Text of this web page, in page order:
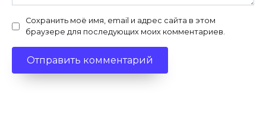
Сохранить моё имя, email и адрес сайта в этом
браузере для последующих моих комментариев.